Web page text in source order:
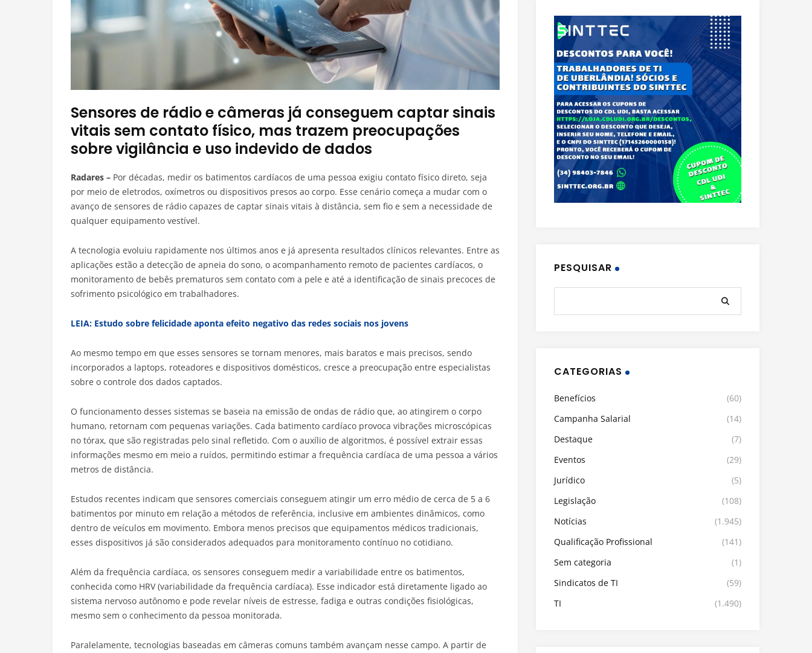
Sensores de rádio e câmeras já conseguem captar sinais
vitais sem contato físico, mas trazem preocupações
sobre vigilância e uso indevido de dados
Radares – Por décadas, medir os batimentos cardíacos de uma pessoa exigiu contato físico direto, seja
por meio de eletrodos, oxímetros ou dispositivos presos ao corpo. Esse cenário começa a mudar com o
avanço de sensores de rádio capazes de captar sinais vitais à distância, sem fio e sem a necessidade de
qualquer equipamento vestível.
A tecnologia evoluiu rapidamente nos últimos anos e já apresenta resultados clínicos relevantes. Entre as
aplicações estão a detecção de apneia do sono, o acompanhamento remoto de pacientes cardíacos, o
monitoramento de bebês prematuros sem contato com a pele e até a identificação de sinais precoces de
sofrimento psicológico em trabalhadores.
LEIA: Estudo sobre felicidade aponta efeito negativo das redes sociais nos jovens
Ao mesmo tempo em que esses sensores se tornam menores, mais baratos e mais precisos, sendo
incorporados a laptops, roteadores e dispositivos domésticos, cresce a preocupação entre especialistas
sobre o controle dos dados captados.
O funcionamento desses sistemas se baseia na emissão de ondas de rádio que, ao atingirem o corpo
humano, retornam com pequenas variações. Cada batimento cardíaco provoca vibrações microscópicas
no tórax, que são registradas pelo sinal refletido. Com o auxílio de algoritmos, é possível extrair essas
informações mesmo em meio a ruídos, permitindo estimar a frequência cardíaca de uma pessoa a vários
metros de distância.
Estudos recentes indicam que sensores comerciais conseguem atingir um erro médio de cerca de 5 a 6
batimentos por minuto em relação a métodos de referência, inclusive em ambientes dinâmicos, como
dentro de veículos em movimento. Embora menos precisos que equipamentos médicos tradicionais,
esses dispositivos já são considerados adequados para monitoramento contínuo no cotidiano.
Além da frequência cardíaca, os sensores conseguem medir a variabilidade entre os batimentos,
conhecida como HRV (variabilidade da frequência cardíaca). Esse indicador está diretamente ligado ao
sistema nervoso autônomo e pode revelar níveis de estresse, fadiga e outras condições fisiológicas,
mesmo sem o conhecimento da pessoa monitorada.
Paralelamente, tecnologias baseadas em câmeras comuns também avançam nesse campo. A partir de
PESQUISAR
CATEGORIAS
Benefícios
(60)
Campanha Salarial
(14)
Destaque
(7)
Eventos
(29)
Jurídico
(5)
Legislação
(108)
Notícias
(1.945)
Qualificação Profissional
(141)
Sem categoria
(1)
Sindicatos de TI
(59)
TI
(1.490)